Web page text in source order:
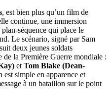
, est bien plus qu’un film de
continue, une immersion
séquence qui place le
Le scénario, signé par Sam
deux jeunes soldats
de la Première Guerre mondiale :
et Tom Blake (Dean-
est simple en apparence et
à un bataillon sur le point